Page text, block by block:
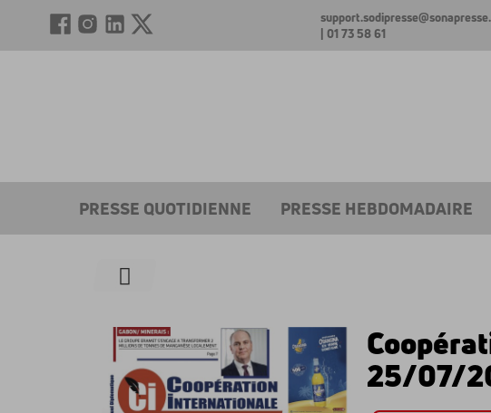
| 01 73 58 61
PRESSE QUOTIDIENNE PRESSE HEBDOMADAIRE
25/07/